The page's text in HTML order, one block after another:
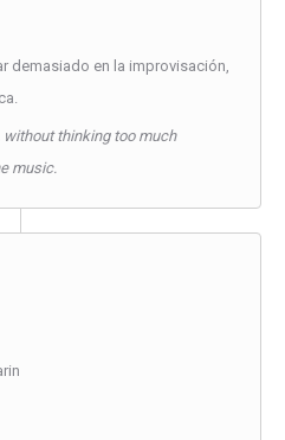
demasiado en la improvisación,
thinking too much
music.